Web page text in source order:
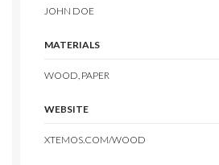
JOHN DOE
MATERIALS
WOOD, PAPER
WEBSITE
XTEMOS.COM/WOOD